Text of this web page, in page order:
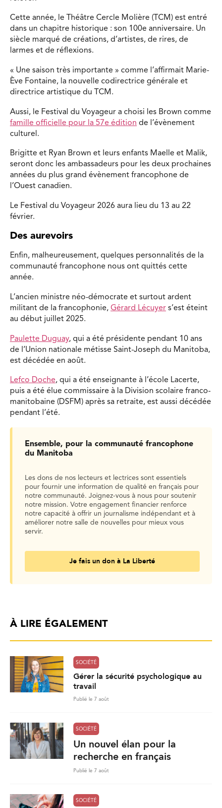
Cette année, le Théâtre Cercle Molière (TCM) est entré
dans un chapitre historique : son 100e anniversaire. Un
siècle marqué de créations, d’artistes, de rires, de
larmes et de réflexions.
« Une saison très importante » comme l’affirmait Marie-
Ève Fontaine, la nouvelle codirectrice générale et
directrice artistique du TCM.
Aussi, le Festival du Voyageur a choisi les Brown comme
famille officielle pour la 57e édition de l’évènement
culturel.
Brigitte et Ryan Brown et leurs enfants Maelle et Malik,
seront donc les ambassadeurs pour les deux prochaines
années du plus grand évènement francophone de
l’Ouest canadien.
Le Festival du Voyageur 2026 aura lieu du 13 au 22
février.
Des aurevoirs
Enfin, malheureusement, quelques personnalités de la
communauté francophone nous ont quittés cette
année.
L’ancien ministre néo-démocrate et surtout ardent
militant de la francophonie, Gérard Lécuyer s’est éteint
au début juillet 2025.
Paulette Duguay, qui a été présidente pendant 10 ans
de l’Union nationale métisse Saint-Joseph du Manitoba,
est décédée en août.
Lefco Doche, qui a été enseignante à l’école Lacerte,
puis a été élue commissaire à la Division scolaire franco-
manitobaine (DSFM) après sa retraite, est aussi décédée
pendant l’été.
Ensemble, pour la communauté francophone
du Manitoba
Les dons de nos lecteurs et lectrices sont essentiels
pour fournir une information de qualité en français pour
notre communauté. Joignez-vous à nous pour soutenir
notre mission. Votre engagement financier renforce
notre capacité à offrir un journalisme indépendant et à
améliorer notre salle de nouvelles pour mieux vous
servir.
Je fais un don à La Liberté
À LIRE ÉGALEMENT
SOCIÉTÉ
Gérer la sécurité psychologique au
travail
Publié le 7 août
SOCIÉTÉ
Un nouvel élan pour la
recherche en français
Publié le 7 août
SOCIÉTÉ